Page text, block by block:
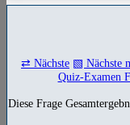
⇄ Nächste ▧ Nächste
Quiz-Examen
Diese Frage